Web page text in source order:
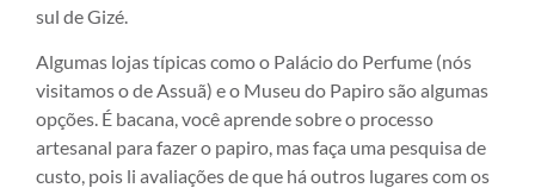
sul de Gizé.
Algumas lojas típicas como o Palácio do Perfume (nós
visitamos o de Assuã) e o Museu do Papiro são algumas
opções. É bacana, você aprende sobre o processo
artesanal para fazer o papiro, mas faça uma pesquisa de
custo, pois li avaliações de que há outros lugares com os